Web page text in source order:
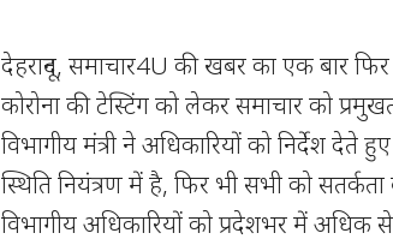
देहरादून, समाचार4U की खबर का एक बार
कोरोना की टेस्टिंग को लेकर समाचार को
विभागीय मंत्री ने अधिकारियों को निर्देश देते
स्थिति नियंत्रण में है, फिर भी सभी को
विभागीय अधिकारियों को प्रदेशभर में अधिक